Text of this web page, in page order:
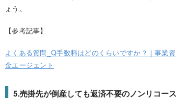
ょう。
【参考記事】
よくある質問_Q手数料はどのくらいですか？｜事業資
金エージェント
5.売掛先が倒産しても返済不要のノンリコース